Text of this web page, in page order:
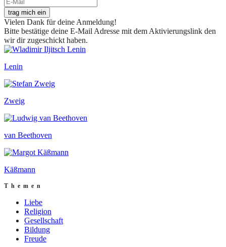
trag mich ein
Vielen Dank für deine Anmeldung!
Bitte bestätige deine E-Mail Adresse mit dem Aktivierungslink den
wir dir zugeschickt haben.
Lenin
Zweig
van Beethoven
Käßmann
Themen
Liebe
Religion
Gesellschaft
Bildung
Freude